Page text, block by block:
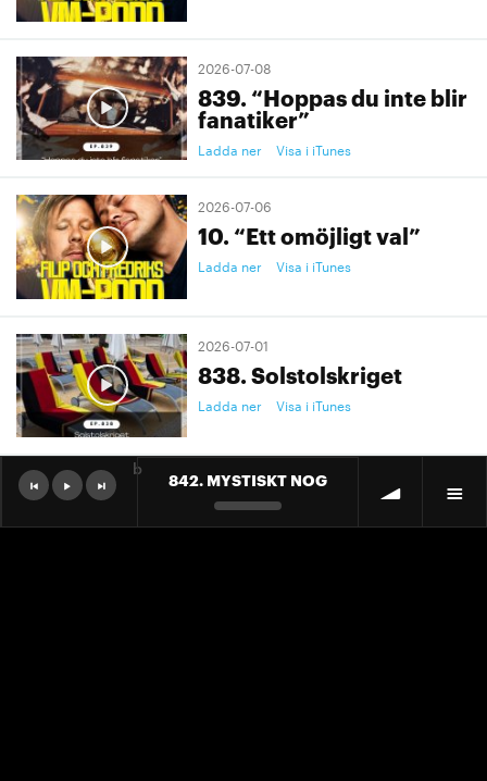
2026-07-08
839. “Hoppas du inte blir
fanatiker”
Ladda ner Visa i iTunes
2026-07-06
10. “Ett omöjligt val”
Ladda ner Visa i iTunes
2026-07-01
838. Solstolskriget
Ladda ner Visa i iTunes
2026-07-01
9. "Ett landslag att älska"
842. MYSTISKT NOG
b